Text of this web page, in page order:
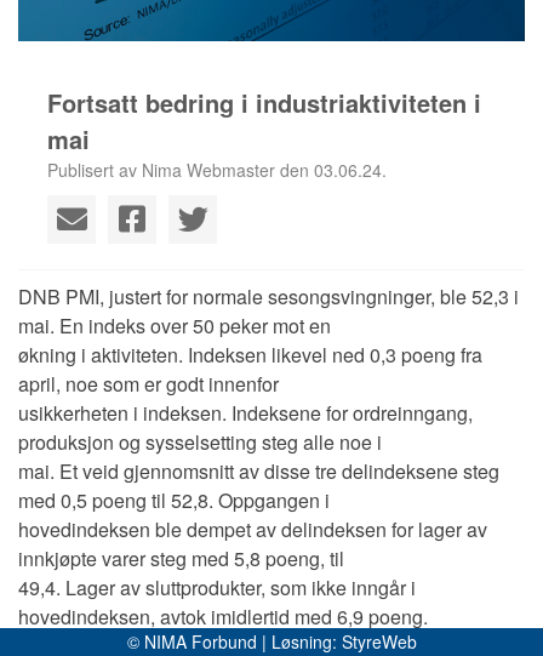
Fortsatt bedring i industriaktiviteten i
mai
Publisert av Nima Webmaster den 03.06.24.
DNB PMI, justert for normale sesongsvingninger, ble 52,3 i
mai. En indeks over 50 peker mot en
økning i aktiviteten. Indeksen likevel ned 0,3 poeng fra
april, noe som er godt innenfor
usikkerheten i indeksen. Indeksene for ordreinngang,
produksjon og sysselsetting steg alle noe i
mai. Et veid gjennomsnitt av disse tre delindeksene steg
med 0,5 poeng til 52,8. Oppgangen i
hovedindeksen ble dempet av delindeksen for lager av
innkjøpte varer steg med 5,8 poeng, til
49,4. Lager av sluttprodukter, som ikke inngår i
hovedindeksen, avtok imidlertid med 6,9 poeng.
Indeksen for priser på innkjøpsvarer avtok med 0,7 poeng
© NIMA Forbund | Løsning: StyreWeb